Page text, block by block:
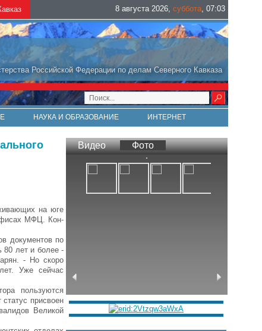
8 августа 2026, суббота, 07:03
Российской Федерации по делам Северного Кавказа
НАУКА И ОБРАЗОВАНИЕ
ИНТЕРНЕТ
на юге
МФЦ. Кон-
документов по
80 лет и более -
- Но скоро
Уже сейчас
пользуются
присвоен
Великой
Видео Фото